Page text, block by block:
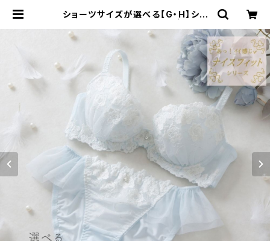
ショーツサイズが選べる【G・H】シャ